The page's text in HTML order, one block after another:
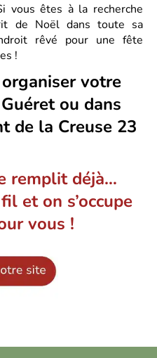
vous êtes à la recherche
de Noël dans toute sa
rêvé pour une fête
!
organiser votre
ou dans
de la Creuse 23
remplit déjà…
et on s’occupe
vous !